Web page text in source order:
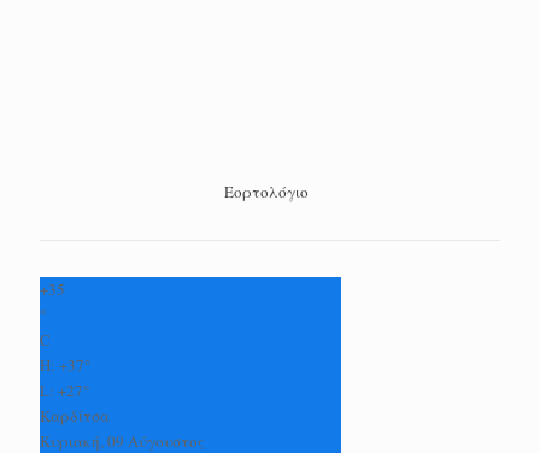
Εορτολόγιο
+35
°
C
H: +37°
L: +27°
Καρδίτσα
Κυριακή, 09 Αύγουστος